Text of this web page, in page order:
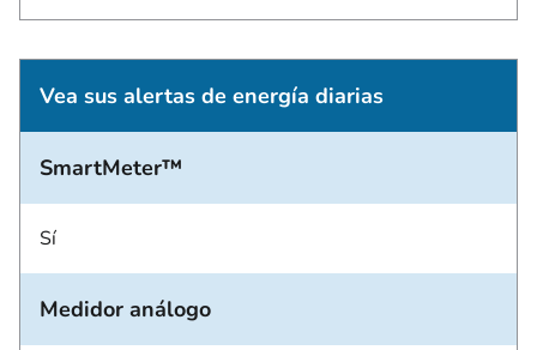
Vea sus alertas de energía diarias
SmartMeter™
Sí
Medidor análogo